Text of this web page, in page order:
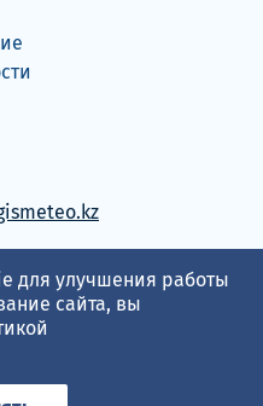
для улучшения работы
сайта, вы